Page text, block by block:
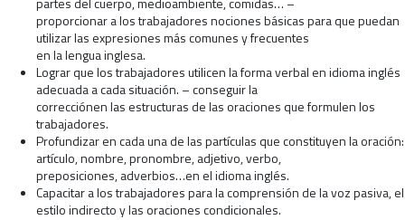
proporcionar a los trabajadores nociones básicas para que puedan
utilizar las expresiones más comunes y frecuentes
en la lengua inglesa.
Lograr que los trabajadores utilicen la forma verbal en idioma inglés
adecuada a cada situación. – conseguir la
correcciónen las estructuras de las oraciones que formulen los
trabajadores.
Profundizar en cada una de las partículas que constituyen la oración:
artículo, nombre, pronombre, adjetivo, verbo,
preposiciones, adverbios…en el idioma inglés.
Capacitar a los trabajadores para la comprensión de la voz pasiva, el
estilo indirecto y las oraciones condicionales.